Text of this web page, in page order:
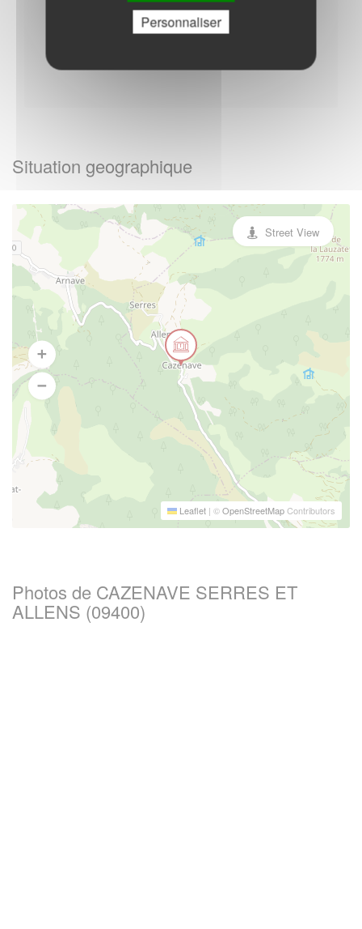
Situation geographique
Leaflet | ©OpenStreetMapContributors
Street View
Photos de CAZENAVE SERRES ET
ALLENS (09400)
Personnaliser